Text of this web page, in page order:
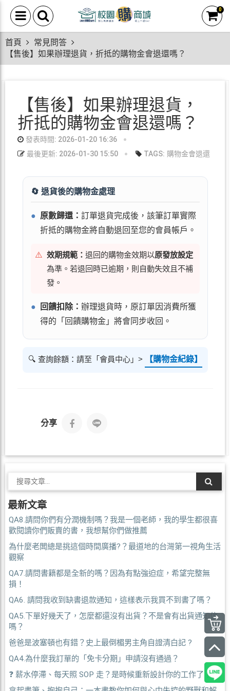
0
首頁
常見問答
【售後】如果辦理退貨，折抵的購物金會退還嗎？
【售後】如果辦理退貨，
折抵的購物金會退還嗎？
發表時間: 2026-01-20 16:36
最後更新: 2026-01-30 15:50
TAGS: 購物金會退還
🔄 退貨後的購物金處理
● 原數歸還： 訂單退貨完成後，該筆訂單實際
折抵的購物金將自動退回至您的會員帳戶。
⚠️ 效期規範： 退回的購物金效期以原發放設定
為準。若退回時已逾期，則自動失效且不補
發。
● 回饋扣除： 辦理退貨時，原訂單因消費所獲
得的「回饋購物金」將會同步收回。
🔍 查詢餘額：請至「會員中心」> 【購物金紀錄】
分享
最新文章
QA8.請問你們有分潤機制嗎？我是一個老師，我的學生都很喜
歡閱讀你們販賣的書，我想幫你們做推薦
為什麼老闆總是挑這個時間廣播?？最道地的台灣第一視角生活
觀察
QA7.請問書籍都是全新的嗎？因為有點強迫症，希望完整無
損！
QA6. 請問我收到缺書退款通知，這樣表示我買不到書了嗎？
QA5.下單好幾天了，怎麼都還沒有出貨？不是會有出貨通知信
嗎？
爸爸是波塞頓也有錯？史上最倒楣男主角自證清白記 ?
QA4.為什麼我訂單的「免卡分期」申請沒有通過？
❓ 薪水停滯、每天照 SOP 走？是時候重新設計你的工作了！